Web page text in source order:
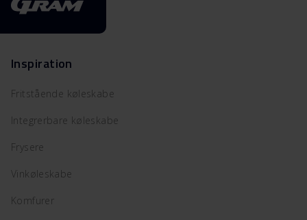
Inspiration
Fritstående køleskabe
Integrerbare køleskabe
Frysere
Vinkøleskabe
Komfurer